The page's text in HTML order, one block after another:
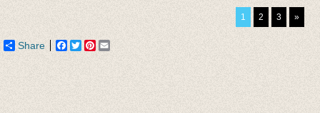
van €
tot €
1 2 3 »
Share Facebook
TwitterPinterest